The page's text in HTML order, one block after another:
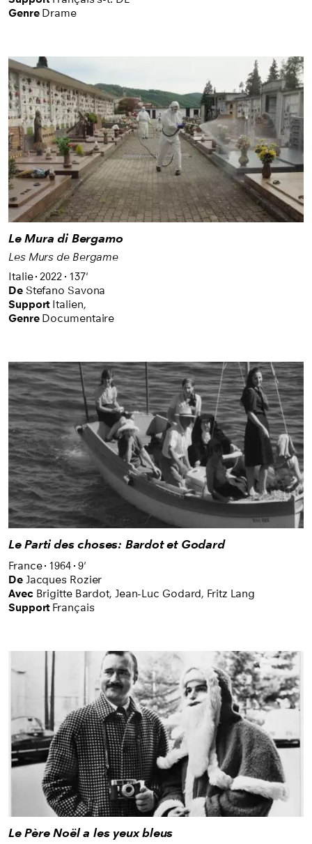
Genre Drame
Le Mura di Bergamo
Les Murs de Bergame
Italie 2022 137'
De Stefano Savona
Support Italien,
Genre Documentaire
Le Parti des choses: Bardot et Godard
France 1964 9'
De Jacques Rozier
Avec Brigitte Bardot, Jean-Luc Godard, Fritz Lang
Support Français
Le Père Noël a les yeux bleus